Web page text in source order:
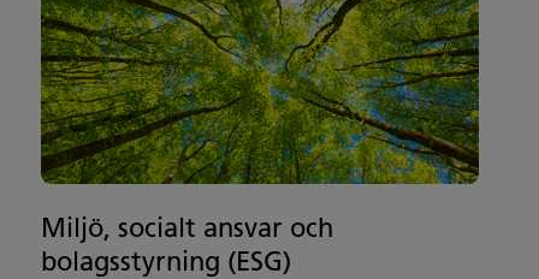
Miljö, socialt ansvar och
bolagsstyrning (ESG)